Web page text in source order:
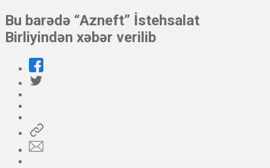
Bu barədə “Azneft” İstehsalat
Birliyindən xəbər verilib